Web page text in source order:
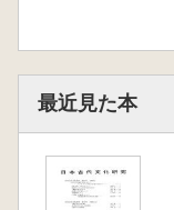
「四ッ塚古
の検討―」 小
「東国にお
史的意義」 岡
最近見た本